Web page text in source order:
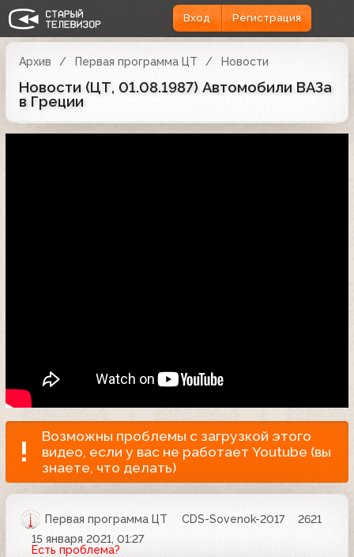
Вход Регистрация
Архив Первая программа ЦТ Новости
Новости (ЦТ, 01.08.1987) Автомобили ВАЗа
в Греции
Возможны проблемы с загрузкой этого
видео, если у вас не работает Youtube (вы
знаете, что делать)
Первая программа ЦТ CDS-Sovenok-2017
2621
15 января 2021, 01:27
Есть проблема?